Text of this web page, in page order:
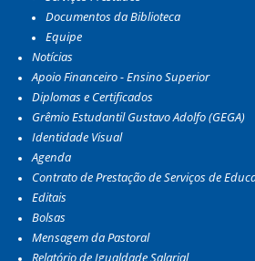
Documentos da Biblioteca
Equipe
Notícias
Apoio Financeiro - Ensino Superior
Diplomas e Certificados
Grêmio Estudantil Gustavo Adolfo (GEGA)
Identidade Visual
Agenda
Contrato de Prestação de Serviços de
Editais
Bolsas
Mensagem da Pastoral
Relatório de Igualdade Salarial